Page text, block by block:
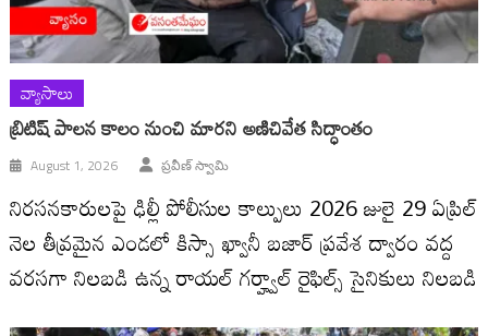
వ్యాసాలు
బ్రిటిష్ పాలన కాలం నుంచి మారని అణిచివేత సిద్ధాంతం
August 1, 2026 ప్రవీణ్ స్వామి
నిరసనకారులపై ఢిల్లీ పోలీసుల కాల్పులు 2026 జులై 29 ఏప్రిల్
నెల తీవ్రమైన ఎండలో కిస్సా ఖ్వానీ బజార్ ప్రవేశ ద్వారం వద్ద
వరసగా నిలబడి ఉన్న రాయల్ గర్హ్వాల్ రైఫిల్స్ సైనికులు నిలబడి